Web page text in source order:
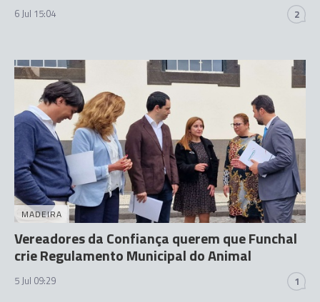
6 Jul 15:04 2
MADEIRA
Vereadores da Confiança querem que Funchal
crie Regulamento Municipal do Animal
5 Jul 09:29 1